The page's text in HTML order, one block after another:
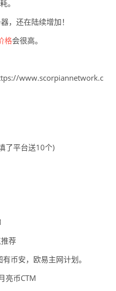
。
，还在陆续增加！
格会很高。
www.scorpiannetwork.c
了平台送10个)
荐
币安，欧易主网计划。
亮币CTM